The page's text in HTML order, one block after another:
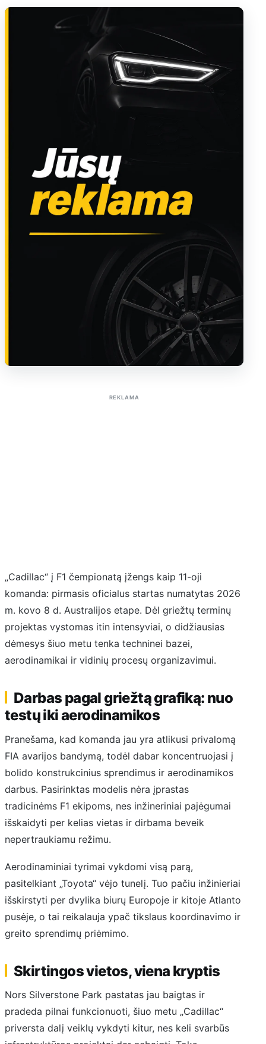
REKLAMA
„Cadillac“ į F1 čempionatą įžengs kaip 11-oji
komanda: pirmasis oficialus startas numatytas 2026
m. kovo 8 d. Australijos etape. Dėl griežtų terminų
projektas vystomas itin intensyviai, o didžiausias
dėmesys šiuo metu tenka techninei bazei,
aerodinamikai ir vidinių procesų organizavimui.
Darbas pagal griežtą grafiką: nuo
testų iki aerodinamikos
Pranešama, kad komanda jau yra atlikusi privalomą
FIA avarijos bandymą, todėl dabar koncentruojasi į
bolido konstrukcinius sprendimus ir aerodinamikos
darbus. Pasirinktas modelis nėra įprastas
tradicinėms F1 ekipoms, nes inžineriniai pajėgumai
išskaidyti per kelias vietas ir dirbama beveik
nepertraukiamu režimu.
Aerodinaminiai tyrimai vykdomi visą parą,
pasitelkiant „Toyota“ vėjo tunelį. Tuo pačiu inžinieriai
išskirstyti per dvylika biurų Europoje ir kitoje Atlanto
pusėje, o tai reikalauja ypač tikslaus koordinavimo ir
greito sprendimų priėmimo.
Skirtingos vietos, viena kryptis
Nors Silverstone Park pastatas jau baigtas ir
pradeda pilnai funkcionuoti, šiuo metu „Cadillac“
priversta dalį veiklų vykdyti kitur, nes keli svarbūs